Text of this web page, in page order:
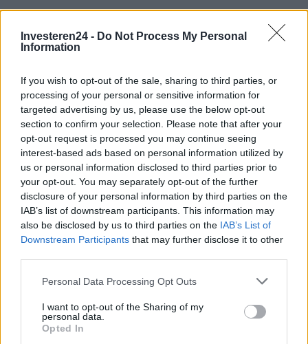
Investeren24 - Do Not Process My Personal
Information
If you wish to opt-out of the sale, sharing to third parties, or
processing of your personal or sensitive information for
targeted advertising by us, please use the below opt-out
section to confirm your selection. Please note that after your
opt-out request is processed you may continue seeing
interest-based ads based on personal information utilized by
us or personal information disclosed to third parties prior to
your opt-out. You may separately opt-out of the further
disclosure of your personal information by third parties on the
IAB’s list of downstream participants. This information may
also be disclosed by us to third parties on the IAB’s List of
Downstream Participants that may further disclose it to other
Please note that this website/app uses one or more Google
not limited to your visit or usage behaviour. You may click to
grant or deny consent to Google and its third-party tags to
use your data for below specified purposes in below Google
Personal Data Processing Opt Outs
I want to opt-out of the Sharing of my
personal data.
Opted In
Verder lezen
NEWS
Brentolie daalt naar 91,82 dollar: een week van teruggang in